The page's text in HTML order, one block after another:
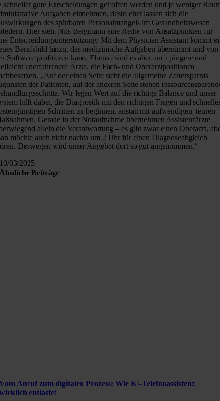
schneller gute Entscheidungen getroffen werden und je weniger
Aufgaben einnehmen, desto eher lassen sich die
des spürbaren Personalmangels im Gesundheitswesen
Hier sieht Nils Bergmann eine Reihe von Ansatzpunkten für
Entscheidungsunterstützung: Mit dem Physician Assistant kommt
Berufsbild hinzu, das medizinische Aufgaben übernimmt und von
Software profitieren kann. Ebenso sind es aber auch jüngere und
unerfahrenere Ärzte, die Fach- und Oberarztpositionen
„Auf der einen Seite steht die allgemeine Zeitersparnis
der Patienten, auf der anderen Seite stehen
Wir legen Wert auf die richtige Balance und unser
hilft dabei, die Diagnostik mit den richtigen Fragen und
Schritten zu beginnen, anstatt mit aufwendigen, teuren
Gerade in der Notaufnahme übernehmen Assistenzärzte
allein die Verantwortung – es gibt zwar einen Oberarzt,
möchte auch nicht nachts um 2 Uhr für einen Diagnoseabgleich
Deswegen wird unser Angebot dort so gut angenommen.“
10/03/2025
Ähnliche Beiträge
Vom Anruf zum digitalen Prozess: Wie KI-Telefonassistenz
wirklich entlastet